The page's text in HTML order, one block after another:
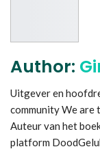
Author:
Uitgever en
community We are
Auteur van het
platform